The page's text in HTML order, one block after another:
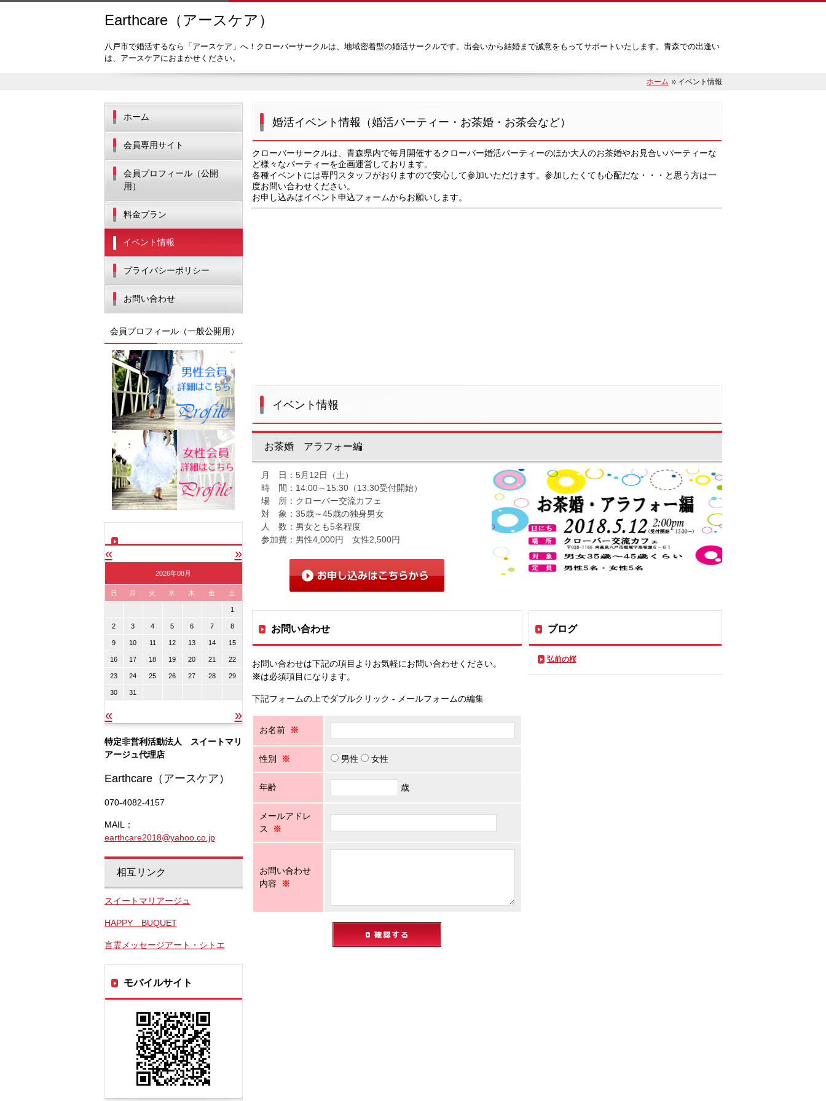
Earthcare（アースケア）
八戸市で婚活するなら「アースケア」へ！クローバーサークルは、地域密着型の婚活サークルです。出会いから結婚まで誠意をもってサポートいたします。青森での出逢い
は、アースケアにおまかせください。
ホーム イベント情報
婚活イベント情報（婚活パーティー・お茶婚・お茶会など）
クローバーサークルは、青森県内で毎月開催するクローバー婚活パーティーのほか大人のお茶婚やお見合いパーティーな
ど様々なパーティーを企画運営しております。
各種イベントには専門スタッフがおりますので安心して参加いただけます。参加したくても心配だな・・・と思う方は一
度お問い合わせください。
お申し込みはイベント申込フォームからお願いします。
イベント情報
お茶婚 アラフォー編
月 日：5月12日（土）
時 間：14:00～15:30（13:30受付開始）
場 所：クローバー交流カフェ
対 象：35歳～45歳の独身男女
人 数：男女とも5名程度
参加費：男性4,000円 女性2,500円
お問い合わせ
お問い合わせは下記の項目よりお気軽にお問い合わせください。
※は必須項目になります。
下記フォームの上でダブルクリック - メールフォームの編集
お名前 ※
性別 ※ 男性 女性
年齢 歳
メールアドレ
ス
※
お問い合わせ
内容
※
ブログ
弘前の桜
ホーム
会員専用サイト
会員プロフィール（公開
用）
料金プラン
イベント情報
プライバシーポリシー
お問い合わせ
会員プロフィール（一般公開用）
« »
2026年08月
日 月 火 水 木 金 土
1
2 3 4 5 6 7 8
9 10 11 12 13 14 15
16 17 18 19 20 21 22
23 24 25 26 27 28 29
30 31
« »
特定非営利活動法人 スイートマリ
アージュ代理店
Earthcare（アースケア）
070-4082-4157
MAIL：
earthcare2018@yahoo.co.jp
相互リンク
スイートマリアージュ
HAPPY BUQUET
言霊メッセージアート・シトエ
モバイルサイト